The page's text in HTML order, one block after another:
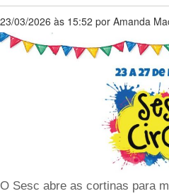
23/03/2026 às 15:52 por Amanda
O Sesc abre as cortinas para